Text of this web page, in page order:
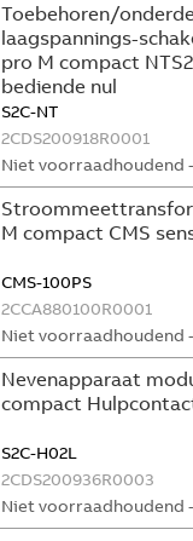
Toebehoren/
laagspannings-
pro M compact
bediende nul
S2C-NT
2CDS200918R0001
Niet voorraadhoudend
M compact CMS
CMS-100PS
2CCA880100R0001
Niet voorraadhoudend
Nevenapparaat
compact
S2C-H02L
2CDS200936R0003
Niet voorraadhoudend